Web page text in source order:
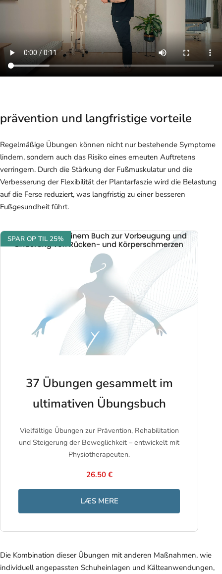
prävention und langfristige vorteile
Regelmäßige Übungen können nicht nur bestehende Symptome
lindern, sondern auch das Risiko eines erneuten Auftretens
verringern. Durch die Stärkung der Fußmuskulatur und die
Verbesserung der Flexibilität der Plantarfaszie wird die Belastung
auf die Ferse reduziert, was langfristig zu einer besseren
Fußgesundheit führt.
SPAR OP TIL 25%
37 Übungen gesammelt im
ultimativen Übungsbuch
Vielfältige Übungen zur Prävention, Rehabilitation
und Steigerung der Beweglichkeit – entwickelt mit
Physiotherapeuten.
26.50 €
LÆS MERE
Die Kombination dieser Übungen mit anderen Maßnahmen, wie
individuell angepassten Schuheinlagen und Kälteanwendungen,